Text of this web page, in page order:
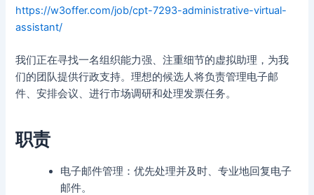
https://w3offer.com/job/cpt-7293-administrative-virtual-
assistant/
我们正在寻找一名组织能力强、注重细节的虚拟助理，为我
们的团队提供行政支持。理想的候选人将负责管理电子邮
件、安排会议、进行市场调研和处理发票任务。
职责
电子邮件管理：优先处理并及时、专业地回复电子
邮件。